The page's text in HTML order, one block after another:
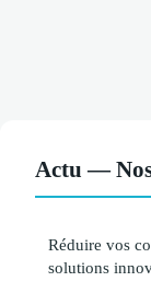
Actu —
Réduire vos
solutions